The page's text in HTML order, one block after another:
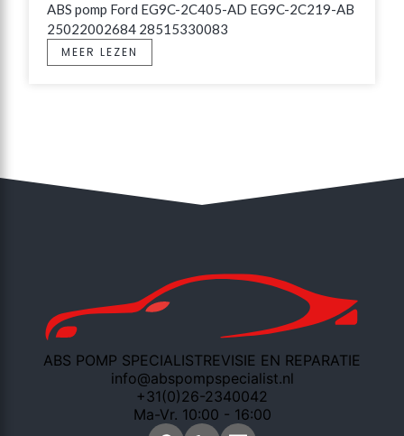
ABS pomp Ford EG9C-2C405-AD EG9C-2C219-AB
25022002684 28515330083
MEER LEZEN
ABS POMP SPECIALISTREVISIE EN REPARATIE
info@abspompspecialist.nl
+31(0)26-2340042
Ma-Vr. 10:00 - 16:00